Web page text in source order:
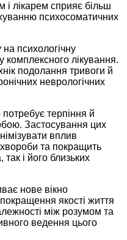
і лікарем сприяє більш
психосоматичних
на психологічну
комплексного лікування.
подолання тривоги й
неврологічних
терпіння й
Застосування цих
вплив
та покращить
так і його близьких
нове вікно
якості життя
між розумом та
ведення цього